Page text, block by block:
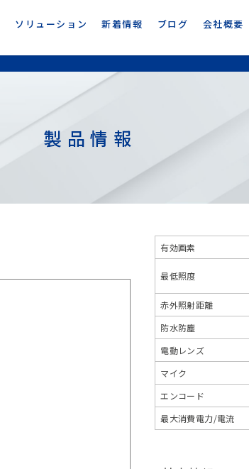
ソリューション 新着情報 ブログ 会社概要
製品情報
有効画素
最低照度
赤外照射距離
防水防塵
電動レンズ
マイク
エンコード
最大消費電力/電流